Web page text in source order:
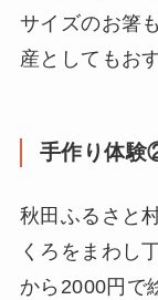
サイズのお箸
産としてもお
手作り体験
秋田ふるさと
くろをまわし
から2000円で